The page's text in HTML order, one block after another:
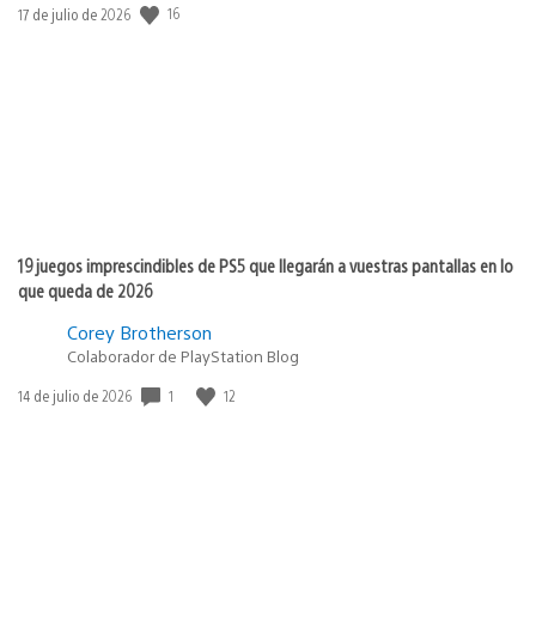
Fecha
17 de julio de 2026 16
19 juegos imprescindibles de PS5 que llegarán a vuestras pantallas en lo
que queda de 2026
Corey Brotherson
Colaborador de PlayStation Blog
Fecha
14 de julio de 2026 1 12